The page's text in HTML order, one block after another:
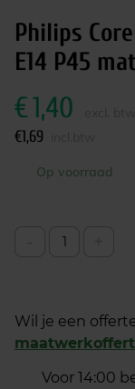
Philips
E14 P45
€1,40
€1,69
Op voorraad
Wil je een
Voor 14:00